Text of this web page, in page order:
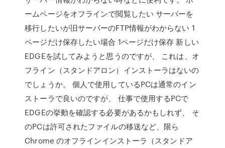
ームページをオフラインで閲覧したい サーバーを
移行したいが旧サーバーのFTP情報がわからない 1
ページだけ保存したい場合 1ページだけ保存 新しい
EDGEを試してみようと思うのですが、 これは、オ
フライン（スタンドアロン）インストーラはないの
でしょうか。 個人で使用しているPCは通常のイン
ストーラで良いのですが、 仕事で使用するPCで
EDGEの挙動を確認する必要があるかもしれず、 そ
のPCは許可されたファイルの移送など、限ら
Chrome のオフラインインストーラ（スタンドア